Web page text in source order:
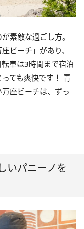
素敵な過ごし方。
ビーチ」があり、
車は3時間まで宿泊
ても爽快です！ 青
座ビーチは、ずっ
いパニーノを